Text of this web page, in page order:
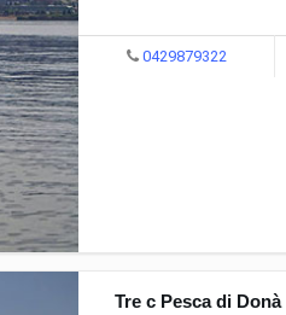
0429879322
Tre c Pesca di Donà